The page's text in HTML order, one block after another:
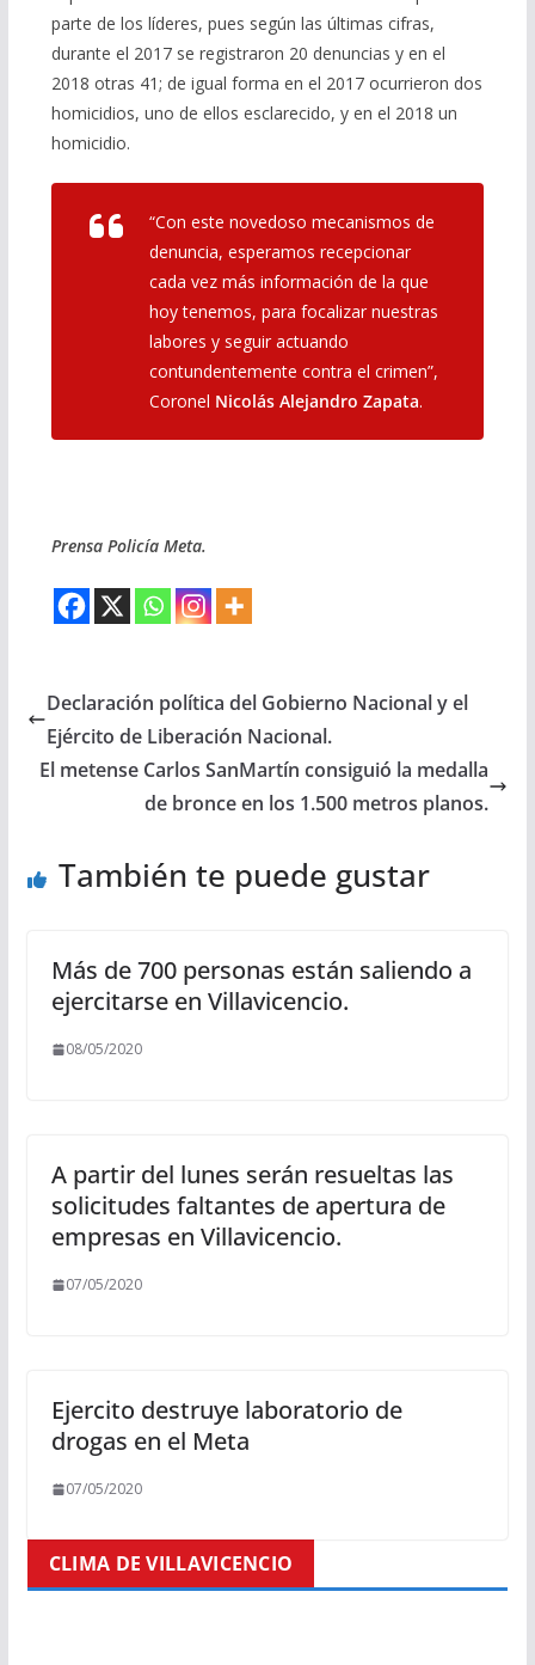
parte de los líderes, pues según las últimas cifras,
durante el 2017 se registraron 20 denuncias y en el
2018 otras 41; de igual forma en el 2017 ocurrieron dos
homicidios, uno de ellos esclarecido, y en el 2018 un
homicidio.
“Con este novedoso mecanismos de
denuncia, esperamos recepcionar
cada vez más información de la que
hoy tenemos, para focalizar nuestras
labores y seguir actuando
contundentemente contra el crimen”,
Coronel Nicolás Alejandro Zapata.
Prensa Policía Meta.
Declaración política del Gobierno Nacional y el
Ejército de Liberación Nacional.
El metense Carlos SanMartín consiguió la medalla
de bronce en los 1.500 metros planos.
También te puede gustar
Más de 700 personas están saliendo a
ejercitarse en Villavicencio.
08/05/2020
A partir del lunes serán resueltas las
solicitudes faltantes de apertura de
empresas en Villavicencio.
07/05/2020
Ejercito destruye laboratorio de
drogas en el Meta
07/05/2020
CLIMA DE VILLAVICENCIO